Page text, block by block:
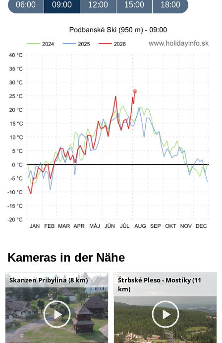
06:00 09:00 12:00 15:00 18:00
Kameras in der Nähe
Skanzen Pribylina (8 km)
Štrbské Pleso - Mostíky (11
km)